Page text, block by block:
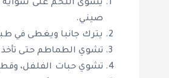
يشوى اللحم على شواية
صيني.
يترك جانبا ويغطى في
تشوي الطماطم حتى تأخذ
تشوي حبات الفلفل،